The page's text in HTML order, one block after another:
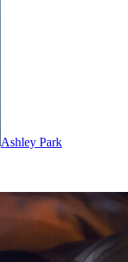
Ashley Park